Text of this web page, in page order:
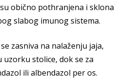
obično pothranjena i sklona
slabog imunog sistema.
zasniva na nalaženju jaja,
uzorku stolice, dok se za
ili albendazol per os.